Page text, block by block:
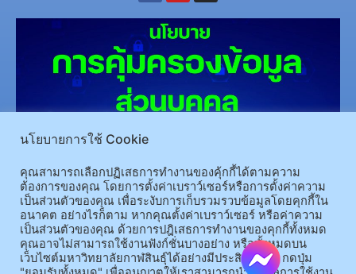
(อ.นามน)13 หมู่ 14 ต.สงเปลือย อ.นามน จ.กาฬสินธุ์ 46230 โทรศัพท์ : 043-602-055 โทรสาร :
043-602-044
(อ.เมือง)62/1 ถ.เกษตรสมบูรณ์ ต.กาฬสินธุ์ อ.เมือง จ.กาฬสินธุ์ 46000โทรศัพท์ 043-811128 08-
64584360 โทรสาร 043-813070
© 2025 All rights Reserved.
นโยบายการใช้ Cookie
คุณสามารถเลือกปฏิเสธการทำงานของคุ้กกี้ได้ตามความ
ต้องการของคุณ โดยการตั้งค่าเบราว์เซอร์หรือการตั้งค่าความ
เป็นส่วนตัวของคุณ เพื่อระงับการเก็บรวมรวบข้อมูลโดยคุกกี้ใน
อนาคต อย่างไรก็ตาม หากคุณตั้งค่าเบราว์เซอร์ หรือค่าความ
เป็นส่วนตัวของคุณ ด้วยการปฎิเสธการทำงานของคุกกี้ทั้งหมด
คุณอาจไม่สามารถใช้งานฟังก์ชั่นบางอย่าง หรือทั้งหมดบน
เว็บไซต์มหาวิทยาลัยกาฬสินธุ์ได้อย่างมีประสิทธิภาพ กดปุ่ม